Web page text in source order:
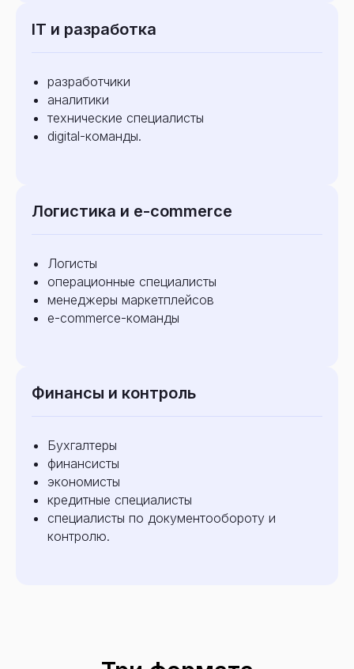
IT и разработка
разработчики
аналитики
технические специалисты
digital-команды.
Логистика и e-commerce
Логисты
операционные специалисты
менеджеры маркетплейсов
e-commerce-команды
Финансы и контроль
Бухгалтеры
финансисты
экономисты
кредитные специалисты
специалисты по документообороту и
контролю.
Подобрать сотрудника
Нужен сотрудник?
эффективность бизнес-коммуникаций.
+7 (958) 563-46-36